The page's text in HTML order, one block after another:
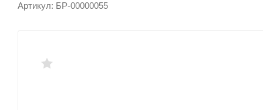
Артикул: БР-00000055